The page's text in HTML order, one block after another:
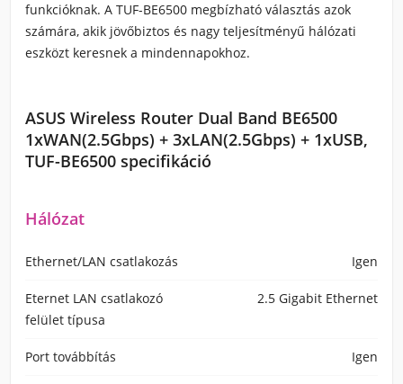
funkcióknak. A TUF-BE6500 megbízható választás azok
számára, akik jövőbiztos és nagy teljesítményű hálózati
eszközt keresnek a mindennapokhoz.
ASUS Wireless Router Dual Band BE6500
1xWAN(2.5Gbps) + 3xLAN(2.5Gbps) + 1xUSB,
TUF-BE6500 specifikáció
Hálózat
Ethernet/LAN csatlakozás Igen
Eternet LAN csatlakozó
felület típusa
2.5 Gigabit Ethernet
Port továbbítás Igen